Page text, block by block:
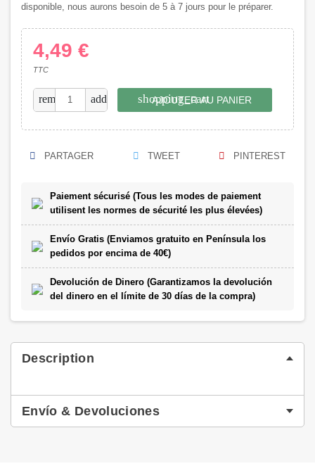
disponible, nous aurons besoin de 5 à 7 jours pour le préparer.
4,49 €
TTC
remove add shopping_cart
AJOUTER AU PANIER
PARTAGER TWEET PINTEREST
Paiement sécurisé (Tous les modes de paiement
utilisent les normes de sécurité les plus élevées)
Envío Gratis (Enviamos gratuito en Península los
pedidos por encima de 40€)
Devolución de Dinero (Garantizamos la devolución
del dinero en el límite de 30 días de la compra)
Description
Envío & Devoluciones